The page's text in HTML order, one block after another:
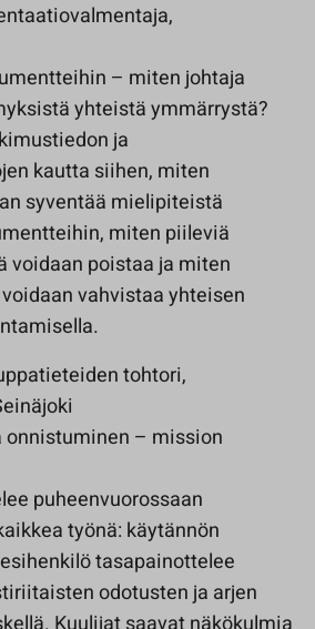
– miten johtaja
yhteistä ymmärrystä?
ja
kautta siihen, miten
syventää mielipiteistä
miten piileviä
voidaan poistaa ja miten
vahvistaa yhteisen
tohtori,
onnistuminen – mission
puheenvuorossaan
työnä: käytännön
tasapainottelee
odotusten ja arjen